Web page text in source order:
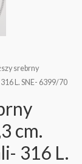
srebrny
L. SNE- 6399/70
cm.
316 L.